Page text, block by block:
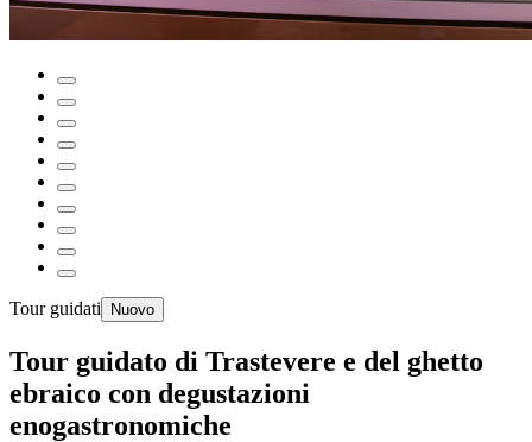
Tour guidati Nuovo
Tour guidato di Trastevere e del ghetto
ebraico con degustazioni
enogastronomiche